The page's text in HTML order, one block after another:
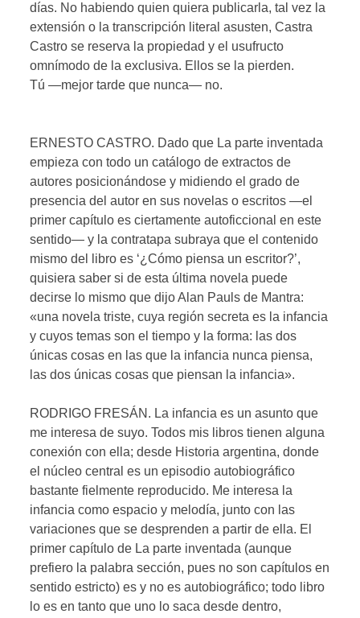
días. No habiendo quien quiera publicarla, tal vez la
extensión o la transcripción literal asusten, Castra
Castro se reserva la propiedad y el usufructo
omnímodo de la exclusiva. Ellos se la pierden.
Tú —mejor tarde que nunca— no.
ERNESTO CASTRO. Dado que La parte inventada
empieza con todo un catálogo de extractos de
autores posicionándose y midiendo el grado de
presencia del autor en sus novelas o escritos —el
primer capítulo es ciertamente autoficcional en este
sentido— y la contratapa subraya que el contenido
mismo del libro es ‘¿Cómo piensa un escritor?’,
quisiera saber si de esta última novela puede
decirse lo mismo que dijo Alan Pauls de Mantra:
«una novela triste, cuya región secreta es la infancia
y cuyos temas son el tiempo y la forma: las dos
únicas cosas en las que la infancia nunca piensa,
las dos únicas cosas que piensan la infancia».
RODRIGO FRESÁN. La infancia es un asunto que
me interesa de suyo. Todos mis libros tienen alguna
conexión con ella; desde Historia argentina, donde
el núcleo central es un episodio autobiográfico
bastante fielmente reproducido. Me interesa la
infancia como espacio y melodía, junto con las
variaciones que se desprenden a partir de ella. El
primer capítulo de La parte inventada (aunque
prefiero la palabra sección, pues no son capítulos en
sentido estricto) es y no es autobiográfico; todo libro
lo es en tanto que uno lo saca desde dentro,